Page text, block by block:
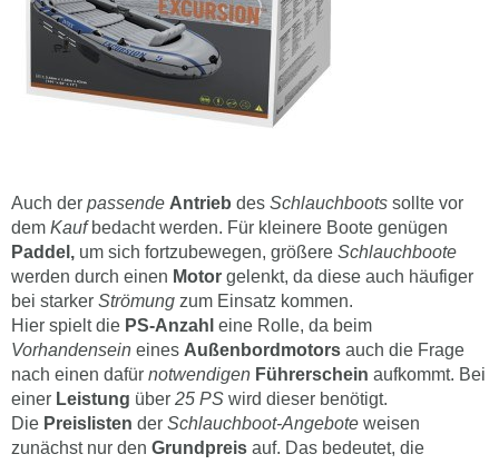
Auch der passende Antrieb des Schlauchboots sollte vor
dem Kaufbedacht werden. Für kleinere Boote genügen
Paddel, um sich fortzubewegen, größere Schlauchboote
werden durch einen Motor gelenkt, da diese auch häufiger
bei starker Strömung zum Einsatz kommen.
Hier spielt die PS-Anzahl eine Rolle, da beim
Vorhandensein eines Außenbordmotors auch die Frage
nach einen dafür notwendigen Führerschein aufkommt. Bei
einer Leistung über 25 PS wird dieser benötigt.
Die Preislisten der Schlauchboot-Angebote weisen
zunächst nur den Grundpreis auf. Das bedeutet, die